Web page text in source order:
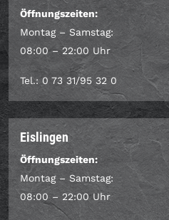
Öffnungszeiten:
Montag – Samstag:
08:00 – 22:00 Uhr
Tel.: 0 73 31/95 32 0
Eislingen
Öffnungszeiten:
Montag – Samstag:
08:00 – 22:00 Uhr